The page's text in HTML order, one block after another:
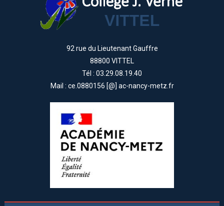
92 rue du Lieutenant Gauffre
88800 VITTEL
Tél : 03.29.08.19.40
Mail : ce.0880156 [@] ac-nancy-metz.fr